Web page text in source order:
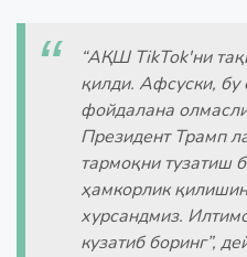
“АҚШ TikTok'ни
қилди. Афсуски, бу
фойдалана
Президент Трамп
тармоқни тузатиш
ҳамкорлик
хурсандмиз.
кузатиб боринг”,